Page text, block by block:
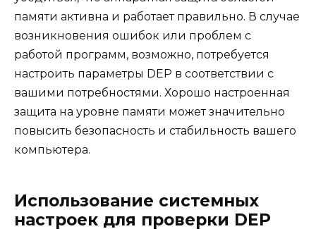
памяти активна и работает правильно. В случае
возникновения ошибок или проблем с
работой программ, возможно, потребуется
настроить параметры DEP в соответствии с
вашими потребностями. Хорошо настроенная
защита на уровне памяти может значительно
повысить безопасность и стабильность вашего
компьютера.
Использование системных
настроек для проверки DEP